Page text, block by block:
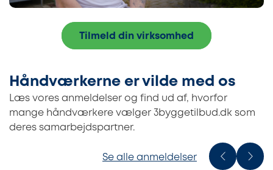
Tilmeld din virksomhed
Håndværkerne er vilde med os
Læs vores anmeldelser og find ud af, hvorfor
mange håndværkere vælger 3byggetilbud.dk som
deres samarbejdspartner.
Se alle anmeldelser